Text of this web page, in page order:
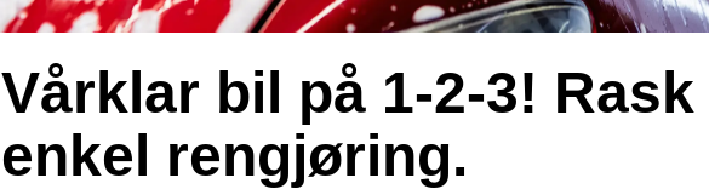
Vårklar bil på 1-2-3! Rask
enkel rengjøring.